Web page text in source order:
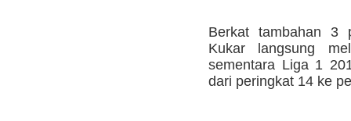
Berkat tambahan 3
Kukar langsung
sementara Liga 1
dari peringkat 14 ke